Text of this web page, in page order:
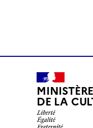
MINISTÈRE
DE LA